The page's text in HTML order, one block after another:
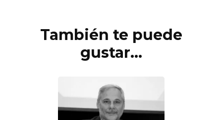
NavegaciónTambién te puede
gustar...